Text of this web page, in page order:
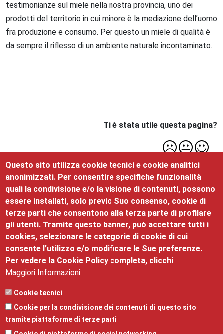
testimonianze sul miele nella nostra provincia, uno dei
prodotti del territorio in cui minore è la mediazione dell’uomo
fra produzione e consumo. Per questo un miele di qualità è
da sempre il riflesso di un ambiente naturale incontaminato.
Ti è stata utile questa pagina?
Menu Roccabruna
Chi siamo
Il nostro impegno
Il Palazzo
©2025 Palazzo Roccabruna, via Santa Trinità, 24 - 38122
promozione@tn.camcom.it
Questo sito utilizza cookie tecnici e cookie analitici
anonimizzati. Per consentire specifiche funzionalità
quali la condivisione e/o la visione di contenuti, possono
essere installati, solo previo Suo consenso, cookie di
terze parti che consentono alla terza parte di profilare
gli utenti. Tramite questo banner, può accettare tutti i
cookies, selezionare le categorie di cookie di cui
consente l’utilizzo e/o modificare le Sue preferenze.
Per vedere la Cookie Policy completa, clicchi
Maggiori Informazioni
Cookie tecnici
Cookie per la condivisione dei contenuti di questo sito
tramite piattaforme di terze parti